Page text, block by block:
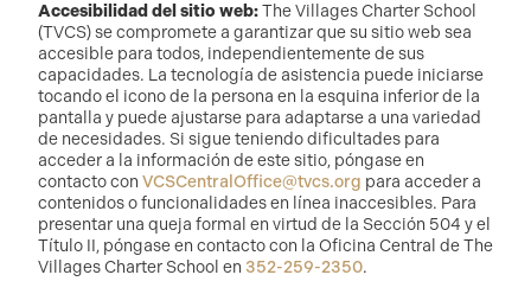
Accesibilidad del sitio web:The Villages Charter School
(TVCS) se compromete a garantizar que su sitio web sea
accesible para todos, independientemente de sus
capacidades. La tecnología de asistencia puede iniciarse
tocando el icono de la persona en la esquina inferior de la
pantalla y puede ajustarse para adaptarse a una variedad
de necesidades. Si sigue teniendo dificultades para
acceder a la información de este sitio, póngase en
contacto con VCSCentralOffice@tvcs.org para acceder a
contenidos o funcionalidades en línea inaccesibles. Para
presentar una queja formal en virtud de la Sección 504 y el
Título II, póngase en contacto con la Oficina Central de The
Villages Charter School en 352-259-2350.